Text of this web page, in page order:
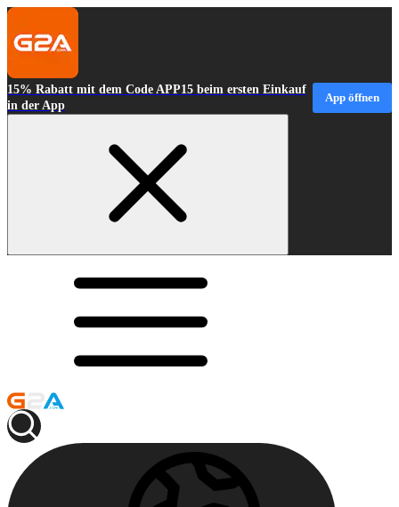
15% Rabatt mit dem Code APP15 beim ersten Einkauf
in der App
App öffnen